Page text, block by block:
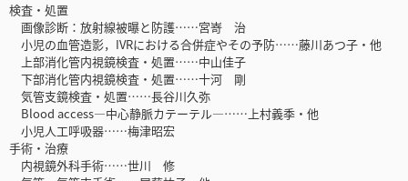
検査・処置
画像診断：放射線被曝と防護……宮嵜 治
小児の血管造影，IVRにおける合併症やその予防……藤川あつ子・他
上部消化管内視鏡検査・処置……中山佳子
下部消化管内視鏡検査・処置……十河 剛
気管支鏡検査・処置……長谷川久弥
Blood access―中心静脈カテーテル―……上村義季・他
小児人工呼吸器……梅津昭宏
手術・治療
内視鏡外科手術……世川 修